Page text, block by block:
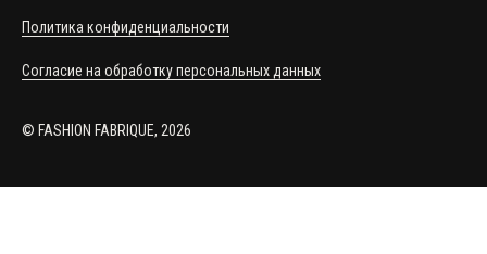
© FASHION FABRIQUE, 2026
Политика конфиденциальности
Согласие на обработку персональных данных